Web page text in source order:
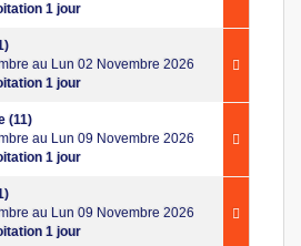
1 jour
au Lun 02 Novembre 2026
1 jour
(11)
au Lun 09 Novembre 2026
1 jour
au Lun 09 Novembre 2026
1 jour